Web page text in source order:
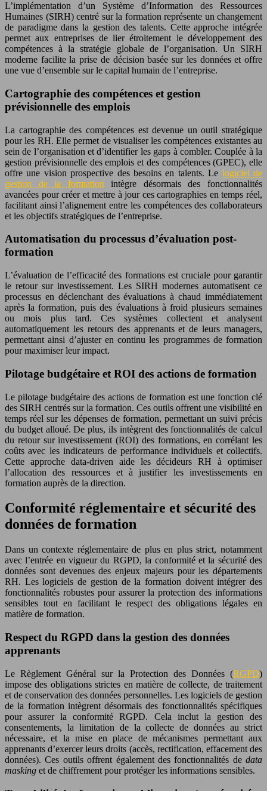
L’implémentation d’un Système d’Information des Ressources
Humaines (SIRH) centré sur la formation représente un changement
de paradigme dans la gestion des talents. Cette approche intégrée
permet aux entreprises de lier étroitement le développement des
compétences à la stratégie globale de l’organisation. Un SIRH
moderne facilite la prise de décision basée sur les données et offre
une vue d’ensemble sur le capital humain de l’entreprise.
Cartographie des compétences et gestion
prévisionnelle des emplois
La cartographie des compétences est devenue un outil stratégique
pour les RH. Elle permet de visualiser les compétences existantes au
sein de l’organisation et d’identifier les gaps à combler. Couplée à la
gestion prévisionnelle des emplois et des compétences (GPEC), elle
offre une vision prospective des besoins en talents. Le logiciel de
gestion de la formation intègre désormais des fonctionnalités
avancées pour créer et mettre à jour ces cartographies en temps réel,
facilitant ainsi l’alignement entre les compétences des collaborateurs
et les objectifs stratégiques de l’entreprise.
Automatisation du processus d’évaluation post-
formation
L’évaluation de l’efficacité des formations est cruciale pour garantir
le retour sur investissement. Les SIRH modernes automatisent ce
processus en déclenchant des évaluations à chaud immédiatement
après la formation, puis des évaluations à froid plusieurs semaines
ou mois plus tard. Ces systèmes collectent et analysent
automatiquement les retours des apprenants et de leurs managers,
permettant ainsi d’ajuster en continu les programmes de formation
pour maximiser leur impact.
Pilotage budgétaire et ROI des actions de formation
Le pilotage budgétaire des actions de formation est une fonction clé
des SIRH centrés sur la formation. Ces outils offrent une visibilité en
temps réel sur les dépenses de formation, permettant un suivi précis
du budget alloué. De plus, ils intègrent des fonctionnalités de calcul
du retour sur investissement (ROI) des formations, en corrélant les
coûts avec les indicateurs de performance individuels et collectifs.
Cette approche data-driven aide les décideurs RH à optimiser
l’allocation des ressources et à justifier les investissements en
formation auprès de la direction.
Conformité réglementaire et sécurité des
données de formation
Dans un contexte réglementaire de plus en plus strict, notamment
avec l’entrée en vigueur du RGPD, la conformité et la sécurité des
données sont devenues des enjeux majeurs pour les départements
RH. Les logiciels de gestion de la formation doivent intégrer des
fonctionnalités robustes pour assurer la protection des informations
sensibles tout en facilitant le respect des obligations légales en
matière de formation.
Respect du RGPD dans la gestion des données
apprenants
Le Règlement Général sur la Protection des Données (RGPD)
impose des obligations strictes en matière de collecte, de traitement
et de conservation des données personnelles. Les logiciels de gestion
de la formation intègrent désormais des fonctionnalités spécifiques
pour assurer la conformité RGPD. Cela inclut la gestion des
consentements, la limitation de la collecte de données au strict
nécessaire, et la mise en place de mécanismes permettant aux
apprenants d’exercer leurs droits (accès, rectification, effacement des
données). Ces outils offrent également des fonctionnalités de data
masking et de chiffrement pour protéger les informations sensibles.